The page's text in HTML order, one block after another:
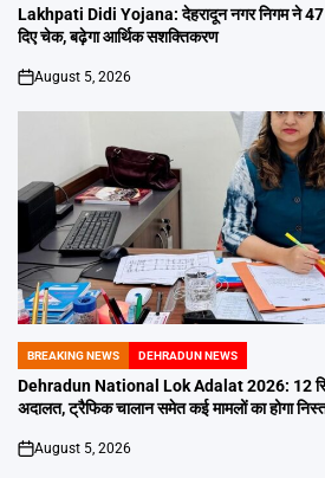
INLakhpati Didi Yojana: देहरादून नगर निगम ने 47
दिए चेक, बढ़ेगा आर्थिक सशक्तिकरण
on
August 5, 2026
POSTED
IN
BREAKING NEWS DEHRADUN NEWS
Dehradun National Lok Adalat 2026: 12
अदालत, ट्रैफिक चालान समेत कई मामलों का होगा
on
August 5, 2026